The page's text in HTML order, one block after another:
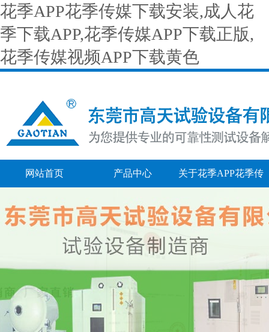
花季APP花季传媒下载安装,成人花
季下载APP,花季传媒APP下载正版,
花季传媒视频APP下载黄色
网站首页 产品中心 关于花季APP花季传